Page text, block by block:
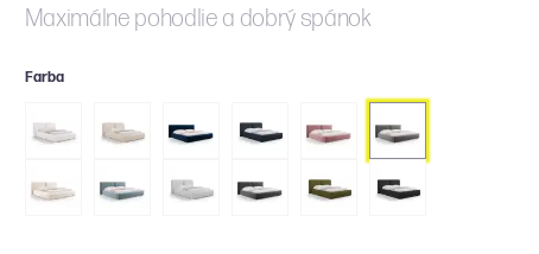
Maximálne pohodlie a dobrý spánok
Farba